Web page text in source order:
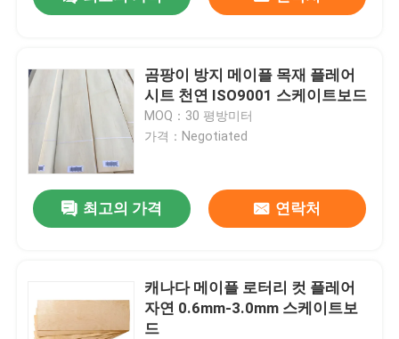
곰팡이 방지 메이플 목재 플레어
시트 천연 ISO9001 스케이트보드
MOQ：30 평방미터
가격：Negotiated
최고의 가격 연락처
캐나다 메이플 로터리 컷 플레어
자연 0.6mm-3.0mm 스케이트보
드